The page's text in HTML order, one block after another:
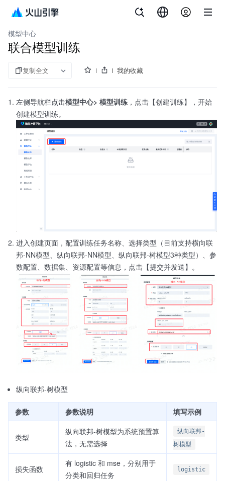
隐私计算平台
模型中心
联合模型训练
复制全文 我的收藏
左侧导航栏点击模型中心> 模型训练 ，点击【创建训练】，开始
创建模型训练。
进入创建页面，配置训练任务名称、选择类型（目前支持横向联
邦-NN模型、纵向联邦-NN模型、纵向联邦-树模型3种类型）、参
数配置、数据集、资源配置等信息，点击【提交并发送】。
纵向联邦-树模型
参数 参数说明 填写示例
类型
纵向联邦-树模型为系统预置算
法，无需选择
纵向联邦-
树模型
损失函数
有 logistic 和 mse，分别用于
分类和回归任务
logistic